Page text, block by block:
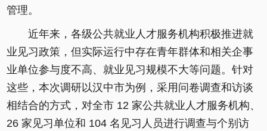
管理。
近年来，各级公共就业人才服务机构积极推进就
业见习政策，但实际运行中存在青年群体和相关企事
业单位参与度不高、就业见习规模不大等问题。针对
这些，本次调研以汉中市为例，采用问卷调查和访谈
相结合的方式，对全市 12 家公共就业人才服务机构、
26 家见习单位和 104 名见习人员进行调查与个别访